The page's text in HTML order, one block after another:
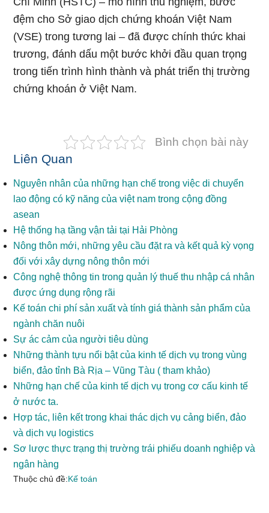
đệm cho Sở giao dịch chứng khoán Việt Nam
(VSE) trong tương lai – đã được chính thức khai
trương, đánh dấu một bước khởi đầu quan trọng
trong tiến trình hình thành và phát triển thị trường
chứng khoán ở Việt Nam.
Bình chọn bài này
Liên Quan
Nguyên nhân của những hạn chế trong việc di chuyển
lao động có kỹ năng của việt nam trong cộng đồng
asean
Hệ thống hạ tầng vận tải tại Hải Phòng
Nông thôn mới, những yêu cầu đặt ra và kết quả kỳ vọng
đối với xây dựng nông thôn mới
Công nghệ thông tin trong quản lý thuế thu nhập cá nhân
được ứng dụng rộng rãi
Kế toán chi phí sản xuất và tính giá thành sản phẩm của
ngành chăn nuôi
Sự ác cảm của người tiêu dùng
Những thành tựu nổi bật của kinh tế dịch vụ trong vùng
biển, đảo tỉnh Bà Rịa – Vũng Tàu ( tham khảo)
Những hạn chế của kinh tế dịch vụ trong cơ cấu kinh tế
ở nước ta.
Hợp tác, liên kết trong khai thác dịch vụ cảng biển, đảo
và dịch vụ logistics
Sơ lược thực trạng thị trường trái phiếu doanh nghiệp và
ngân hàng
Thuộc chủ đề:Kế toán